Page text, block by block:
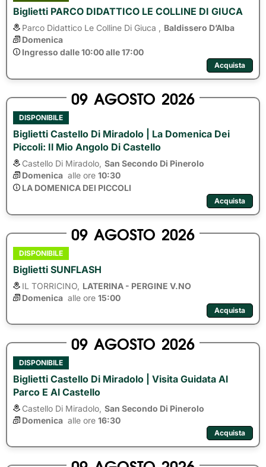
Biglietti PARCO DIDATTICO LE COLLINE DI GIUCA
Parco Didattico Le Colline Di Giuca ,
Baldissero D’Alba
Domenica
Ingresso dalle 10:00 alle 17:00
Acquista
09 AGOSTO 2026
DISPONIBILE
Biglietti Castello Di Miradolo | La Domenica Dei
Piccoli: Il Mio Angolo Di Castello
Castello Di Miradolo, San Secondo Di Pinerolo
Domenica alle ore 10:30
LA DOMENICA DEI PICCOLI
Acquista
09 AGOSTO 2026
DISPONIBILE
Biglietti SUNFLASH
IL TORRICINO, LATERINA - PERGINE V.NO
Domenica alle ore 15:00
Acquista
09 AGOSTO 2026
DISPONIBILE
Biglietti Castello Di Miradolo | Visita Guidata Al
Parco E Al Castello
Castello Di Miradolo, San Secondo Di Pinerolo
Domenica alle ore 16:30
Acquista